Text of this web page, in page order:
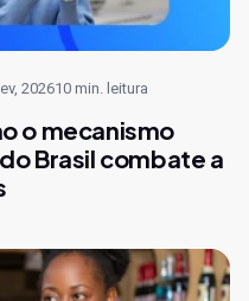
202610 min. leitura
o mecanismo
Brasil combate a